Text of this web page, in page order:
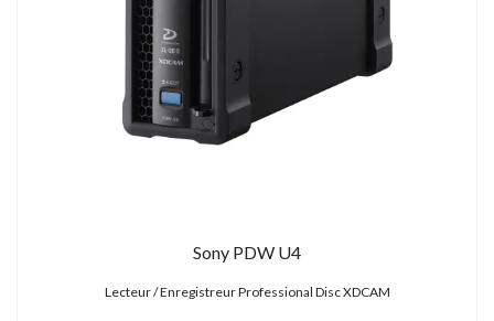
Sony PDW U4
Lecteur / Enregistreur Professional Disc XDCAM